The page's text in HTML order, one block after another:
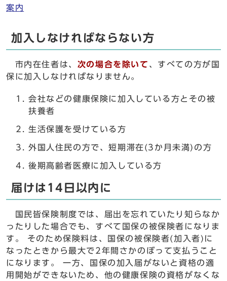
案内
加入しなければならない方
市内在住者は、 次の場合を除いて 、すべての方が国
保に加入しなければなりません。
会社などの健康保険に加入している方とその被
扶養者
生活保護を受けている方
外国人住民の方で、短期滞在(3か月未満)の方
後期高齢者医療に加入している方
届けは14日以内に
国民皆保険制度では、届出を忘れていたり知らなか
ったりした場合でも、すべて国保の被保険者になりま
す。 そのため保険料は、国保の被保険者(加入者)に
なったときから最大で2年間さかのぼって支払うこと
になります。 一方、国保の加入届がないと資格の適
用開始ができないため、他の健康保険の資格がなくな